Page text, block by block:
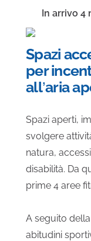
In arrivo 4
Spazi
per
all’aria
Spazi aperti,
svolgere
natura,
disabilità. Da
prime 4 aree
A seguito
abitudini